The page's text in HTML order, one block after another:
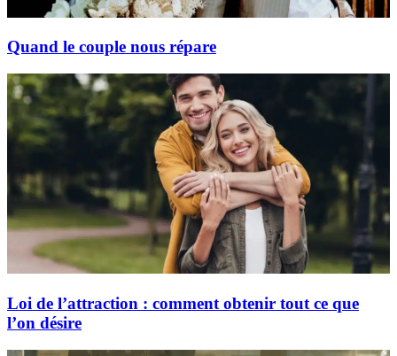
Quand le couple nous répare
Loi de l’attraction : comment obtenir tout ce que
l’on désire